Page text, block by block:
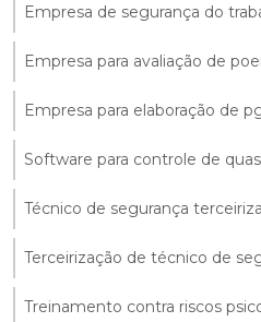
Empresa de segurança do
Empresa para avaliação de
Empresa para elaboração de
Software para controle de
Técnico de segurança
Terceirização de técnico de
Treinamento contra riscos